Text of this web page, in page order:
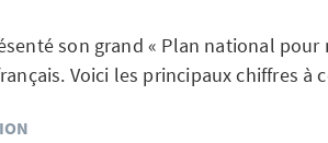
son grand « Plan national
Voici les principaux chiffres à